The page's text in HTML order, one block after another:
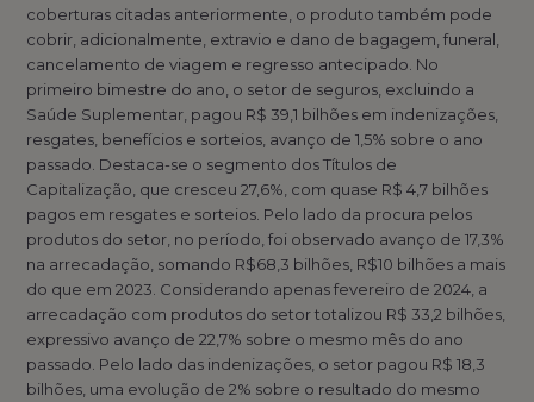
coberturas citadas anteriormente, o produto também pode
cobrir, adicionalmente, extravio e dano de bagagem, funeral,
cancelamento de viagem e regresso antecipado. No
primeiro bimestre do ano, o setor de seguros, excluindo a
Saúde Suplementar, pagou R$ 39,1 bilhões em indenizações,
resgates, benefícios e sorteios, avanço de 1,5% sobre o ano
passado. Destaca-se o segmento dos Títulos de
Capitalização, que cresceu 27,6%, com quase R$ 4,7 bilhões
pagos em resgates e sorteios. Pelo lado da procura pelos
produtos do setor, no período, foi observado avanço de 17,3%
na arrecadação, somando R$68,3 bilhões, R$10 bilhões a mais
do que em 2023. Considerando apenas fevereiro de 2024, a
arrecadação com produtos do setor totalizou R$ 33,2 bilhões,
expressivo avanço de 22,7% sobre o mesmo mês do ano
passado. Pelo lado das indenizações, o setor pagou R$ 18,3
bilhões, uma evolução de 2% sobre o resultado do mesmo